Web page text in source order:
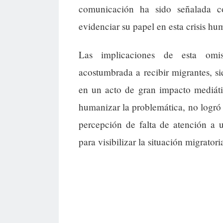
comunicación ha sido señalada
evidenciar su papel en esta crisis
Las implicaciones de esta
acostumbrada a recibir migrantes,
en un acto de gran impacto
humanizar la problemática, no
percepción de falta de atención a
para visibilizar la situación